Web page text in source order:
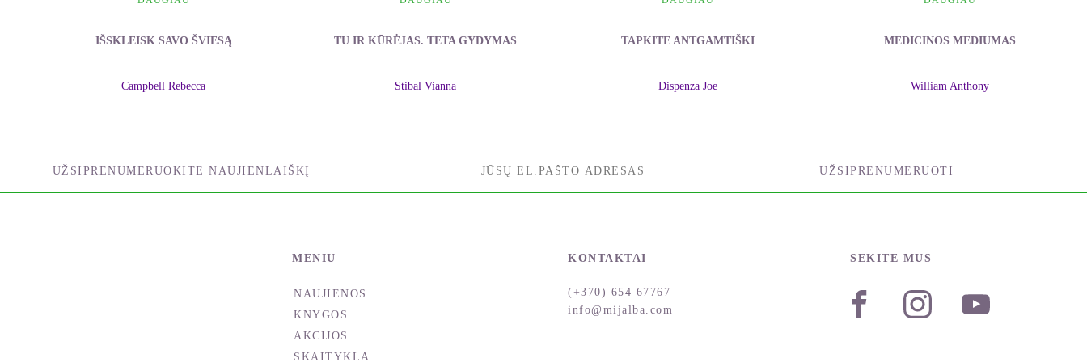
IŠSKLEISK SAVO ŠVIESĄ
Campbell Rebecca
TU IR KŪRĖJAS. TETA GYDYMAS
Stibal Vianna
TAPKITE ANTGAMTIŠKI
Dispenza Joe
MEDICINOS MEDIUMAS
William Anthony
UŽSIPRENUMERUOKITE NAUJIENLAIŠKĮ UŽSIPRENUMERUOTI
MENIU
NAUJIENOS
KNYGOS
AKCIJOS
SKAITYKLA
KONTAKTAI
(+370) 654 67767
info@mijalba.com
SEKITE MUS